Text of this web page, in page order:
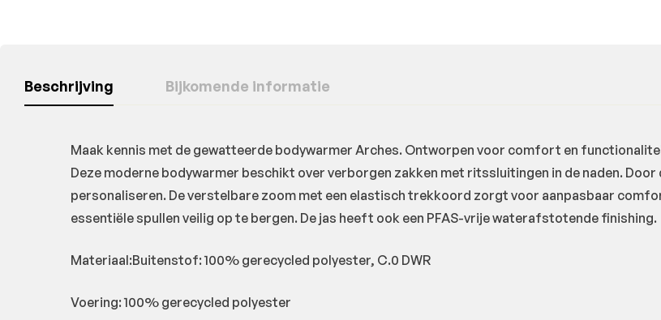
Beschrijving Bijkomende informatie
Maak kennis met de gewatteerde bodywarmer Arches. Ontworpen voor comfort en
Deze moderne bodywarmer beschikt over verborgen zakken met ritssluitingen in de naden.
personaliseren. De verstelbare zoom met een elastisch trekkoord zorgt voor aanpasbaar
essentiële spullen veilig op te bergen. De jas heeft ook een PFAS-vrije waterafstotende finishing.
Materiaal:Buitenstof: 100% gerecycled polyester, C.0 DWR
Voering: 100% gerecycled polyester